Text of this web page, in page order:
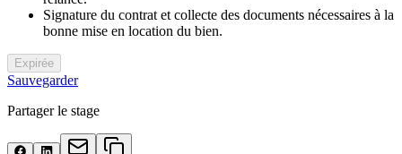
Signature du contrat et collecte des documents nécessaires à la
bonne mise en location du bien.
Expirée
Sauvegarder
Partager le stage